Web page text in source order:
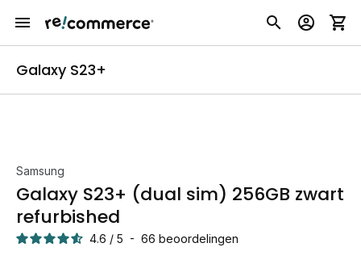
Galaxy S23+
Samsung
Galaxy S23+ (dual sim) 256GB zwart
refurbished
4.6 / 5 - 66 beoordelingen